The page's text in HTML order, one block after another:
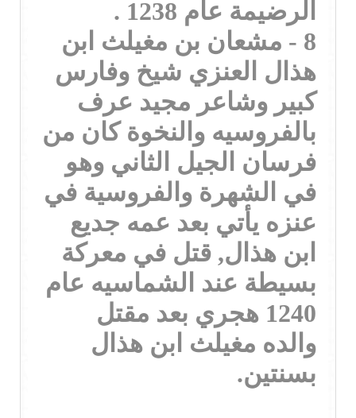
الرضيمة عام 1238 .
8 - مشعان بن مغيلث ابن
هذال العنزي شيخ وفارس
كبير وشاعر مجيد عرف
بالفروسيه والنخوة كان من
فرسان الجيل الثاني وهو
في الشهرة والفروسية في
عنزه يأتي بعد عمه جديع
ابن هذال, قتل في معركة
بسيطة عند الشماسيه عام
1240 هجري بعد مقتل
والده مغيلث ابن هذال
بسنتين.